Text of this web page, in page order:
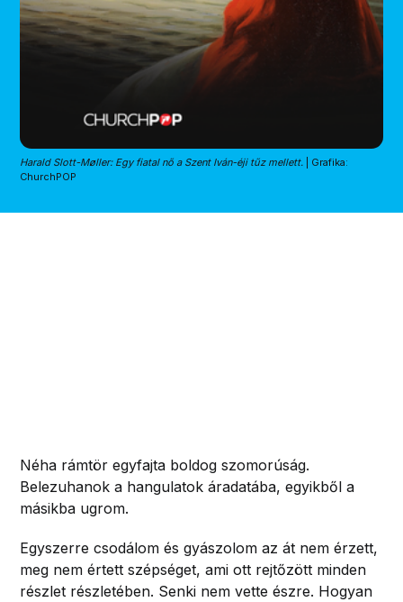
Harald Slott-Møller: Egy fiatal nő a Szent Iván-éji tűz mellett.
| Grafika:
ChurchPOP
Néha rámtör egyfajta boldog szomorúság.
Belezuhanok a hangulatok áradatába, egyikből a
másikba ugrom.
Egyszerre csodálom és gyászolom az át nem érzett,
meg nem értett szépséget, ami ott rejtőzött minden
részlet részletében. Senki nem vette észre. Hogyan